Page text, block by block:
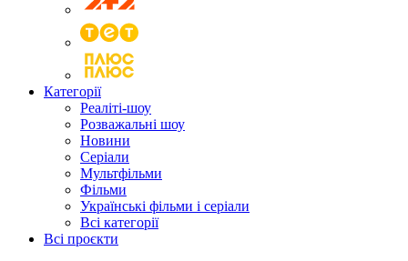
Категорії
Реаліті-шоу
Розважальні шоу
Новини
Серіали
Мультфільми
Фільми
Українські фільми і серіали
Всі категорії
Всі проєкти